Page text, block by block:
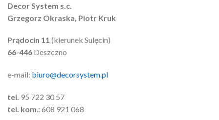
Decor System s.c.
Grzegorz Okraska, Piotr Kruk
Prądocin 11 (kierunek Sulęcin)
66-446 Deszczno
e-mail: biuro@decorsystem.pl
tel. 95 722 30 57
tel. kom.: 608 921 068